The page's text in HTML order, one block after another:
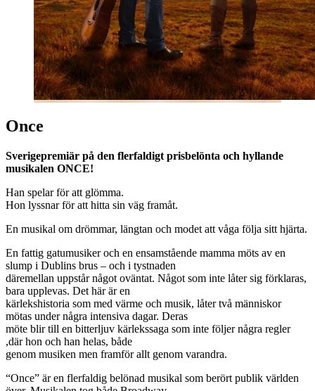
Once
Sverigepremiär på den flerfaldigt prisbelönta och hyllande
musikalen ONCE!
Han spelar för att glömma.
Hon lyssnar för att hitta sin väg framåt.
En musikal om drömmar, längtan och modet att våga följa sitt hjärta.
En fattig gatumusiker och en ensamstående mamma möts av en
slump i Dublins brus – och i tystnaden
däremellan uppstår något oväntat. Något som inte låter sig förklaras,
bara upplevas. Det här är en
kärlekshistoria som med värme och musik, låter två människor
mötas under några intensiva dagar. Deras
möte blir till en bitterljuv kärlekssaga som inte följer några regler
,där hon och han helas, både
genom musiken men framför allt genom varandra.
“Once” är en flerfaldig belönad musikal som berört publik världen